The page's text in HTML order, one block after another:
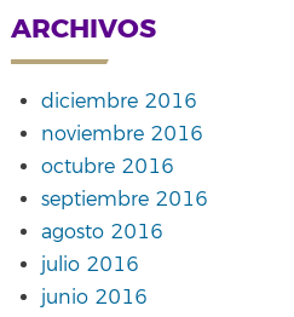
ARCHIVOS
diciembre 2016
noviembre 2016
octubre 2016
septiembre 2016
agosto 2016
julio 2016
junio 2016